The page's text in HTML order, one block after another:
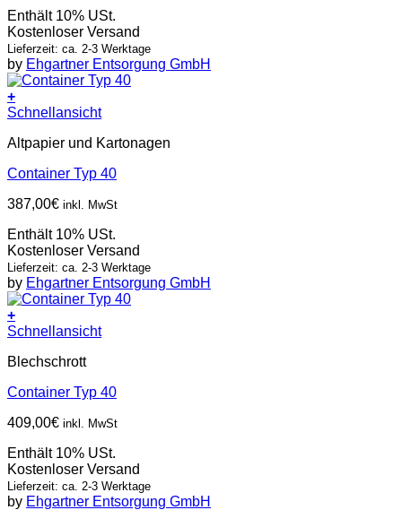
Enthält 10% USt.
Kostenloser Versand
Lieferzeit: ca. 2-3 Werktage
by Ehgartner Entsorgung GmbH
+
Schnellansicht
Altpapier und Kartonagen
Container Typ 40
387,00€ inkl. MwSt
Enthält 10% USt.
Kostenloser Versand
Lieferzeit: ca. 2-3 Werktage
by Ehgartner Entsorgung GmbH
+
Schnellansicht
Blechschrott
Container Typ 40
409,00€ inkl. MwSt
Enthält 10% USt.
Kostenloser Versand
Lieferzeit: ca. 2-3 Werktage
by Ehgartner Entsorgung GmbH